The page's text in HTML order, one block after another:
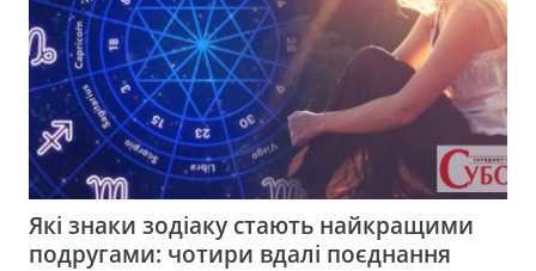
Які знаки зодіаку стають найкращими
подругами: чотири вдалі поєднання